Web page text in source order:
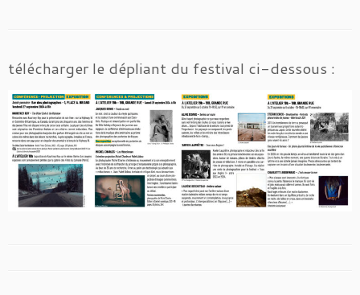
télécharger le dépliant du festival ci-dessous :